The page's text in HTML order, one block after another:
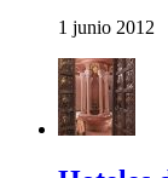
1 junio 2012